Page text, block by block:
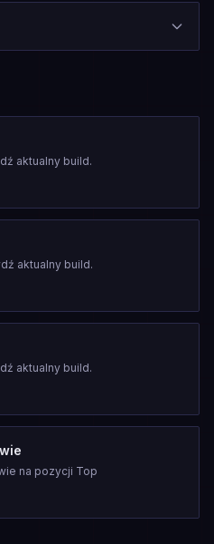
aktualny build.
aktualny build.
aktualny build.
na pozycji Top